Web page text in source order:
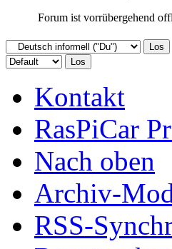
Forum ist vorrübergehend
Kontakt
RasPiCar
Nach oben
Archiv-
RSS-